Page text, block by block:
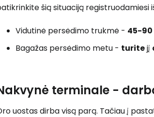
šią situaciją registruodamiesi
Vidutinė persėdimo trukmė - 45-
Bagažas persėdimo metu - turitejį
terminale -
uostas dirba visą parą. Tačiau į